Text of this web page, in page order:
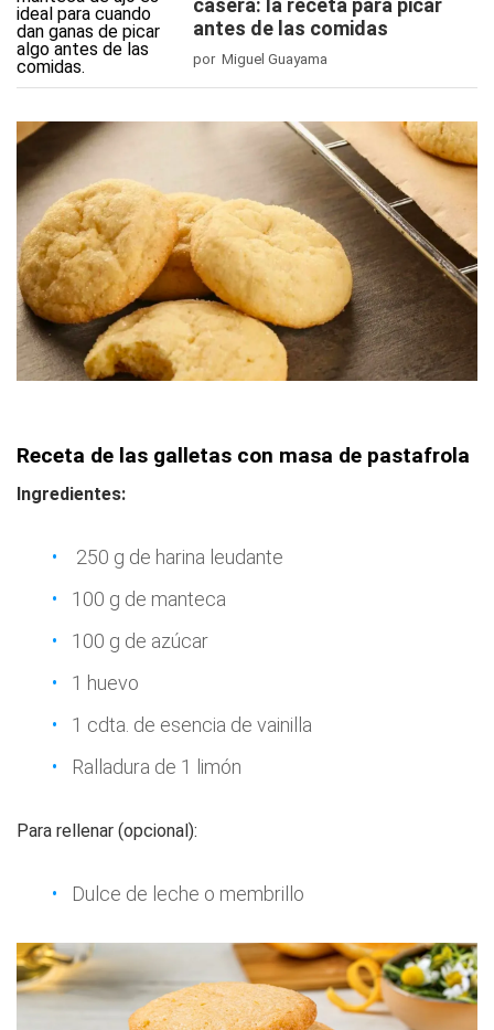
casera: la receta para picar
antes de las comidas
por Miguel Guayama
Receta de las galletas con masa de pastafrola
Ingredientes:
250 g de harina leudante
100 g de manteca
100 g de azúcar
1 huevo
1 cdta. de esencia de vainilla
Ralladura de 1 limón
Para rellenar (opcional):
Dulce de leche o membrillo